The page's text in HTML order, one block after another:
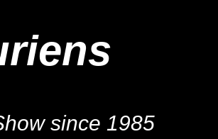
since 1985